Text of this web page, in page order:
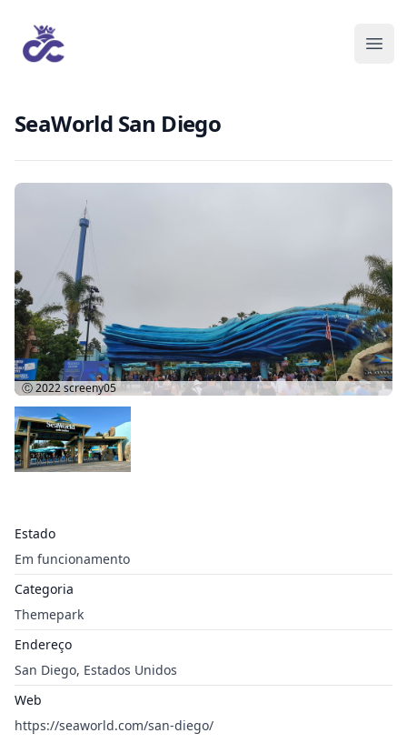
SeaWorld San Diego
Estado
Em funcionamento
Categoria
Themepark
Endereço
San Diego, Estados Unidos
Web
https://seaworld.com/san-diego/
Ⓒ 2022screeny05